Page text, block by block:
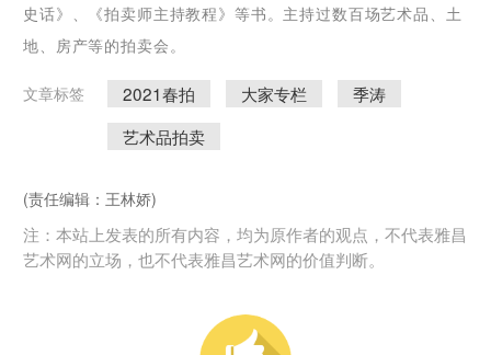
史话》、《拍卖师主持教程》等书。主持过数百场艺术品、土
地、房产等的拍卖会。
文章标签 2021春拍 大家专栏
季涛
艺术品拍卖
(责任编辑：王林娇)
注：本站上发表的所有内容，均为原作者的观点，不代表雅昌
艺术网的立场，也不代表雅昌艺术网的价值判断。